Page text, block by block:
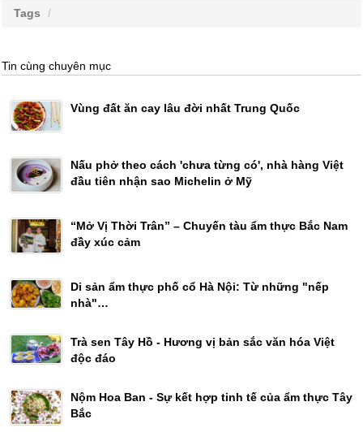
Tags
Tin cùng chuyên mục
Vùng đất ăn cay lâu đời nhất Trung Quốc
Nấu phở theo cách 'chưa từng có', nhà hàng Việt
đầu tiên nhận sao Michelin ở Mỹ
“Mở Vị Thời Trân” – Chuyến tàu ẩm thực Bắc Nam
đầy xúc cảm
Di sản ẩm thực phố cổ Hà Nội: Từ những "nếp
nhà"…
Trà sen Tây Hồ - Hương vị bản sắc văn hóa Việt
độc đáo
Nộm Hoa Ban - Sự kết hợp tinh tế của ẩm thực Tây
Bắc